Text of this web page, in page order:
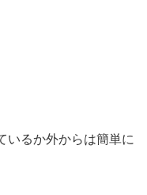
いるか外からは簡単に